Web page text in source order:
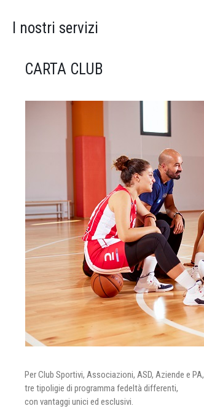
I nostri servizi
CARTA CLUB
Per Club Sportivi, Associazioni, ASD, Aziende e PA,
tre tipoligie di programma fedeltà differenti,
con vantaggi unici ed esclusivi.